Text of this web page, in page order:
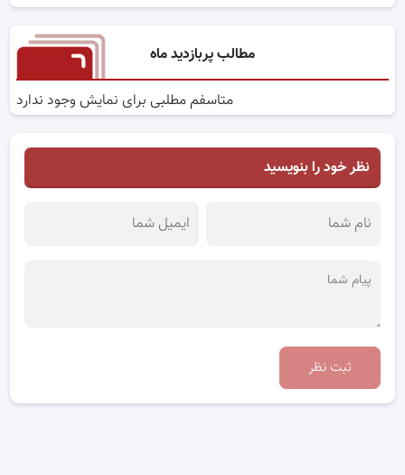
مطالب پربازدید ماه
متاسفم مطلبی برای نمایش وجود ندارد
نظر خود را بنویسید
ثبت نظر